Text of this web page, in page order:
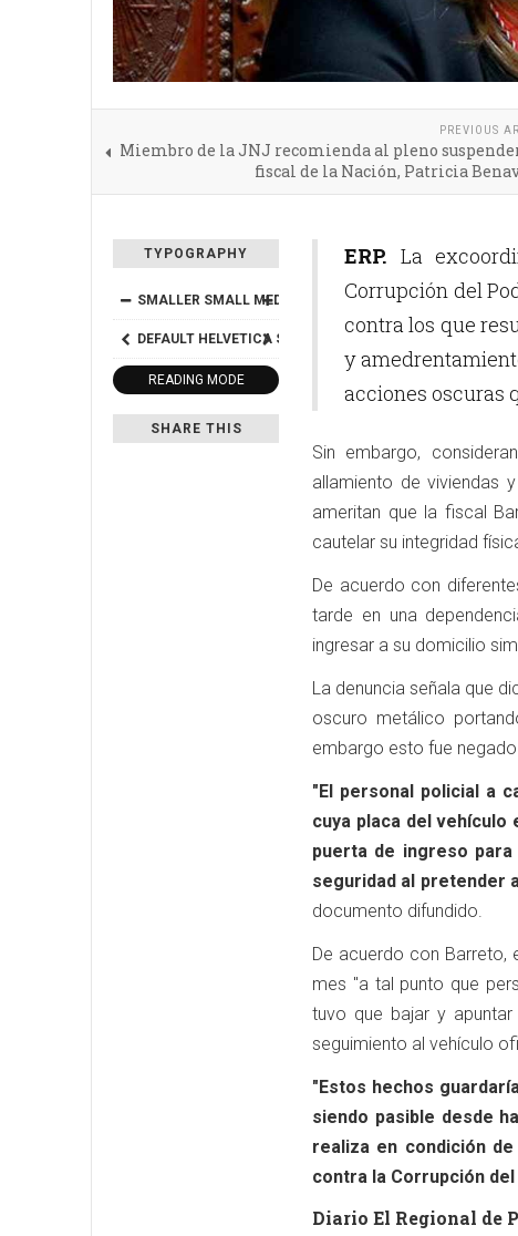
PREVIOUS
Miembro de la JNJ recomienda al pleno
fiscal de la Nación, Patricia
TYPOGRAPHY
SMALLER SMALL MEDIUM BIGGER
DEFAULT HELVETICA SEGOE
READING MODE
SHARE THIS
ERP. La
Corrupción del
contra los que
y
acciones oscuras
Sin embargo,
allamiento de viviendas
ameritan que la fiscal
cautelar su integridad
De acuerdo con
tarde en una
ingresar a su domicilio
La denuncia señala que
oscuro metálico
embargo esto fue
"El personal policial a
cuya placa del vehículo
puerta de ingreso
seguridad al pretender
documento difundido.
De acuerdo con Barreto,
mes "a tal punto que
tuvo que bajar y
seguimiento al vehículo
"Estos hechos
siendo pasible desde
realiza en condición
contra la Corrupción
Diario El Regional de